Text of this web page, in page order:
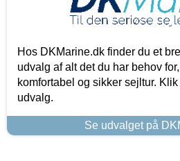
Hos DKMarine.dk finder du et
udvalg af alt det du har behov
komfortabel og sikker sejltur.
udvalg.
Se udvalget på